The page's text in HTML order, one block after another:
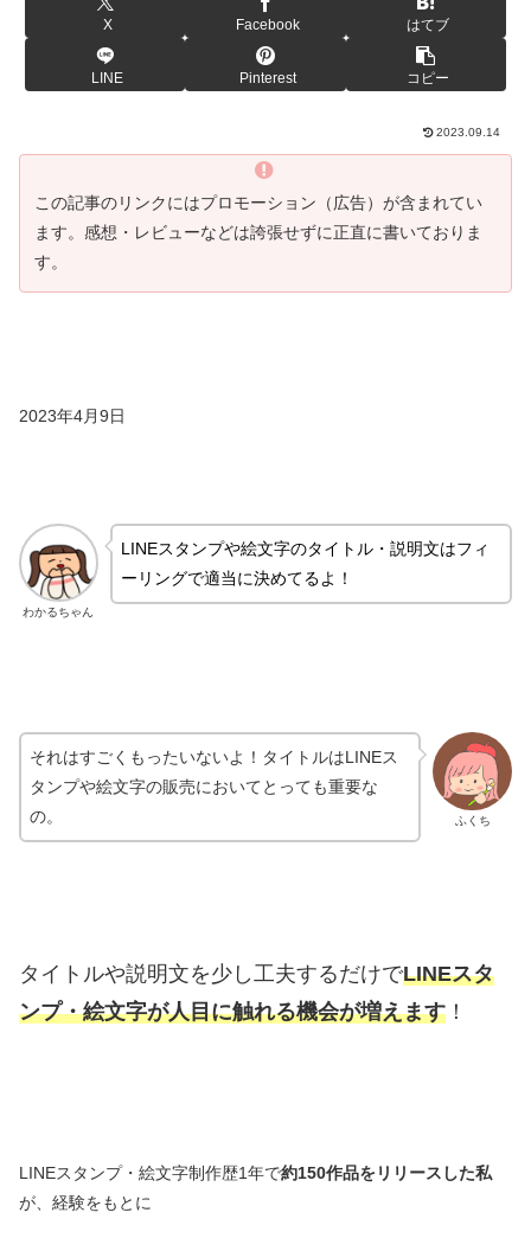
X Facebook はてブ
LINE Pinterest コピー
2023.09.14
この記事のリンクにはプロモーション（広告）が含まれてい
ます。感想・レビューなどは誇張せずに正直に書いておりま
す。
2023年4月9日
わかるちゃん
LINEスタンプや絵文字のタイトル・説明文はフィ
ーリングで適当に決めてるよ！
ふくち
それはすごくもったいないよ！タイトルはLINEス
タンプや絵文字の販売においてとっても重要な
の。
タイトルや説明文を少し工夫するだけでLINEスタ
ンプ・絵文字が人目に触れる機会が増えます ！
LINEスタンプ・絵文字制作歴1年で約150作品をリリースした私
が、経験をもとに